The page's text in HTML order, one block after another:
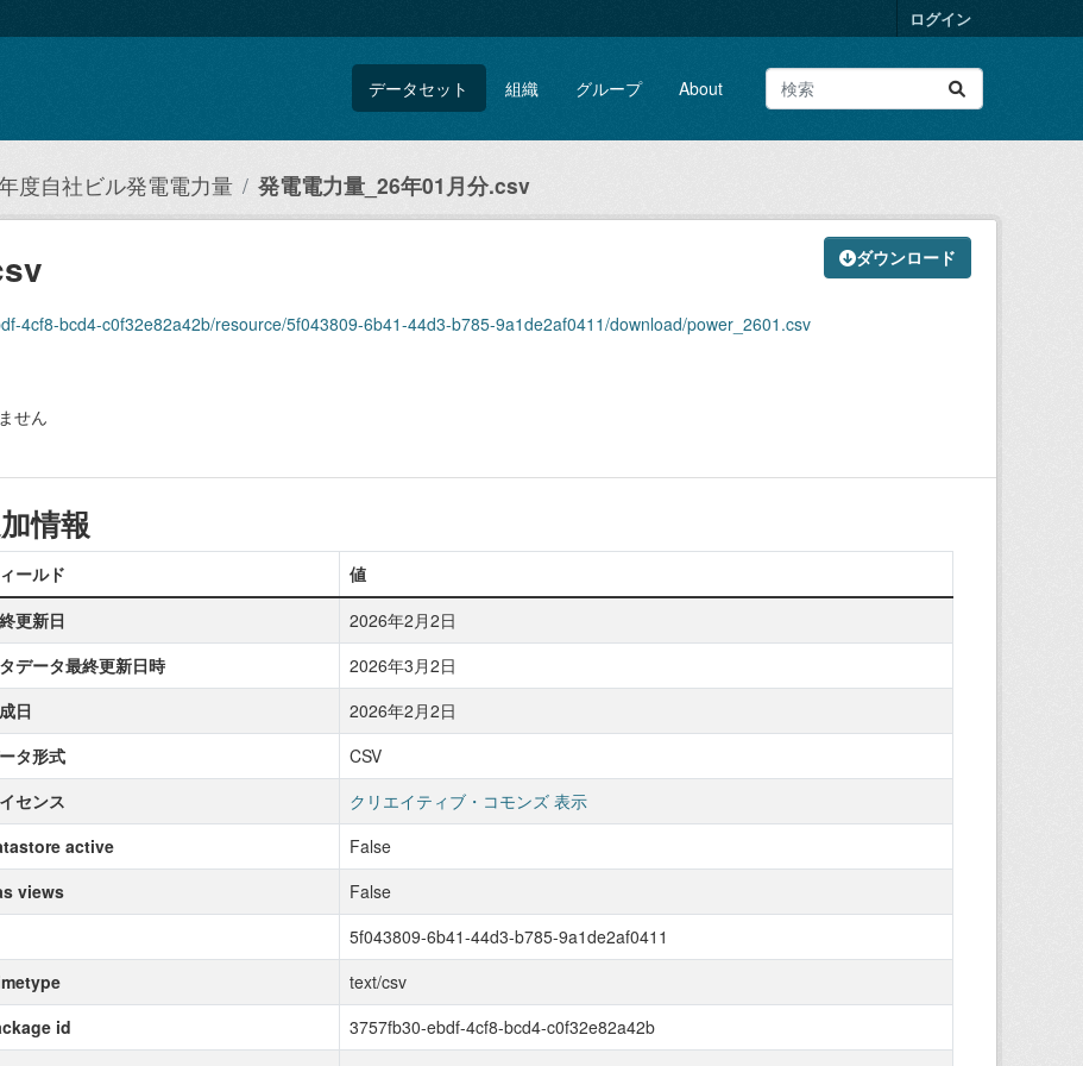
ログイン
データセット 組織 グループ About
度自社ビル発電電力量 発電電力量_26年01月分.csv
ダウンロード
4cf8-bcd4-c0f32e82a42b/resource/5f043809-6b41-44d3-b785-9a1de2af0411/download/power_2601.csv
せん
情報
ールド
値
更新日
2026年2月2日
データ最終更新日時
2026年3月2日
日
2026年2月2日
タ形式
CSV
センス
クリエイティブ・コモンズ 表示
active
False
views
False
5f043809-6b41-44d3-b785-9a1de2af0411
text/csv
id
3757fb30-ebdf-4cf8-bcd4-c0f32e82a42b